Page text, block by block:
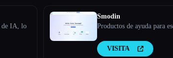
de IA, lo
Smodin
Productos de ayuda para
VISITA